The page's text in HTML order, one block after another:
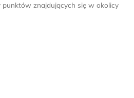
punktów znajdujących się w okolicy